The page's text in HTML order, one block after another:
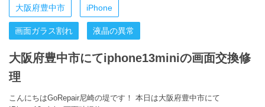
大阪府豊中市 iPhone
画面ガラス割れ 液晶の異常
大阪府豊中市にてiphone13miniの画面交換修
理
こんにちはGoRepair尼崎の堤です！ 本日は大阪府豊中市にて